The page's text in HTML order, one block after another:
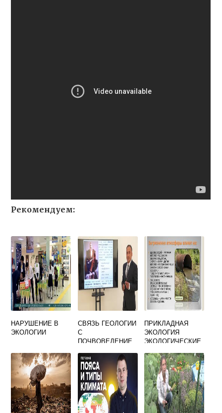
Рекомендуем:
НАРУШЕНИЕ В
ЭКОЛОГИИ
СВЯЗЬ ГЕОЛОГИИ
С
ПОЧВОВЕДЕНИЕ
ПРИКЛАДНАЯ
ЭКОЛОГИЯ
ЭКОЛОГИЧЕСКИЕ
РЕГИОНАЛЬНЫЕ
И ГЛОБАЛЬНЫЕ